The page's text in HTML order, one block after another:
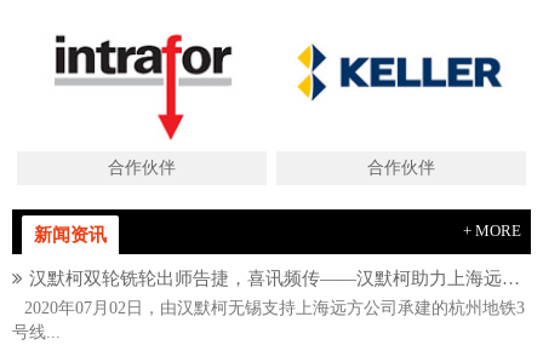
合作伙伴 合作伙伴
新闻资讯 + MORE
汉默柯双轮铣轮出师告捷，喜讯频传——汉默柯助力上海远方杭州地铁项目
2020年07月02日，由汉默柯无锡支持上海远方公司承建的杭州地铁3
号线...